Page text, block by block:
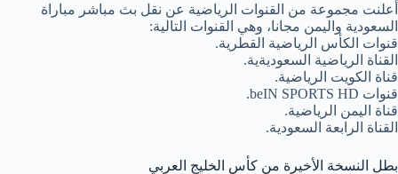
أعلنت مجموعة من القنوات الرياضية عن نقل بث مباشر مباراة
السعودية واليمن مجانا، وهي القنوات التالية:
قنوات الكأس الرياضية القطرية.
القناة الرياضية السعوديةية.
قناة الكويت الرياضية.
قنوات beIN SPORTS HD.
قناة اليمن الرياضية.
القناة الرابعة السعودية.
بطل النسخة الأخيرة من كأس الخليج العربي